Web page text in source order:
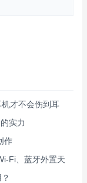
才不会伤到耳
实力
作
Fi、蓝牙外置天